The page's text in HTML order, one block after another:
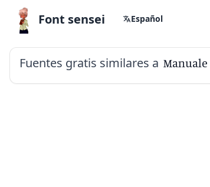
Font sensei Español
Fuentes gratis similares a Manuale